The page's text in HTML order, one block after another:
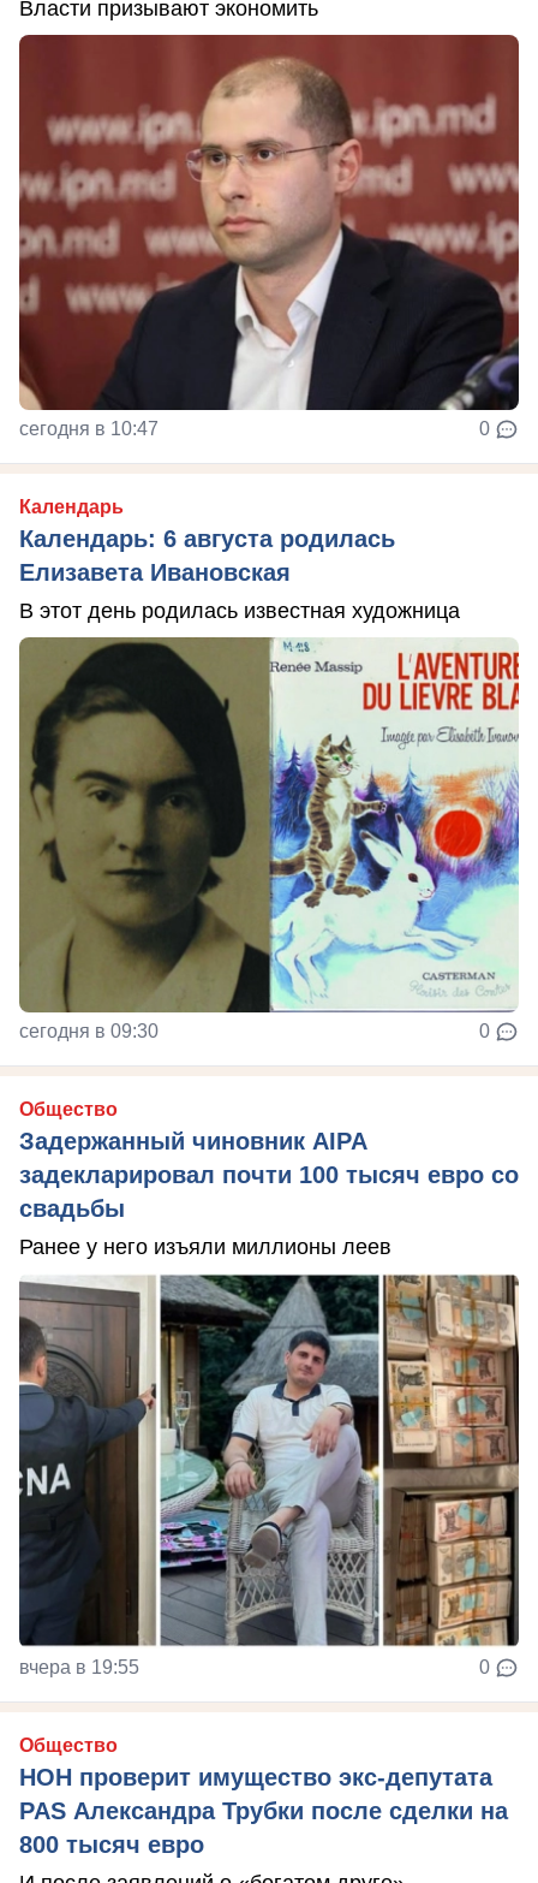
Власти призывают экономить
сегодня в 10:47 0
Календарь
Календарь: 6 августа родилась
Елизавета Ивановская
В этот день родилась известная художница
сегодня в 09:30 0
Общество
Задержанный чиновник AIPA
задекларировал почти 100 тысяч евро со
свадьбы
Ранее у него изъяли миллионы леев
вчера в 19:55 0
Общество
НОН проверит имущество экс-депутата
PAS Александра Трубки после сделки на
800 тысяч евро